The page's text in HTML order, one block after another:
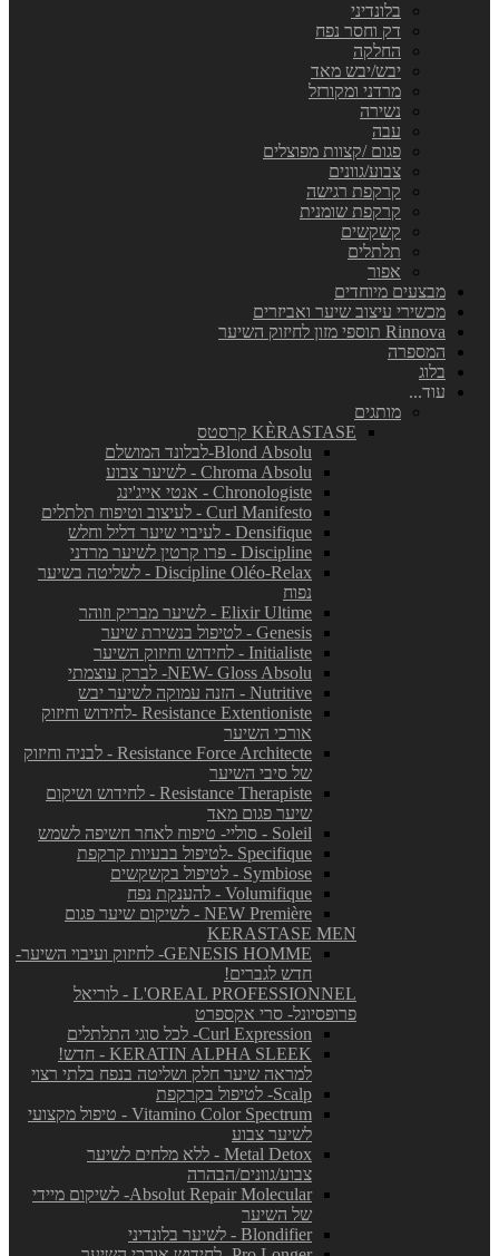
בלונדיני
דק וחסר נפח
החלקה
יבש/יבש מאד
מרדני ומקורזל
נשירה
עבה
פגום /קצוות מפוצלים
צבוע/גוונים
קרקפת רגישה
קרקפת שומנית
קשקשים
תלתלים
אפור
מבצעים מיוחדים
מכשירי עיצוב שיער ואביזרים
Rinnova תוספי מזון לחיזוק השיער
המספרה
בלוג
עוד...
מותגים
KÈRASTASE קרסטס
Blond Absolu-לבלונד המושלם
Chroma Absolu - לשיער צבוע
Chronologiste - אנטי אייג'ינג
Curl Manifesto - לעיצוב וטיפוח תלתלים
Densifique - לעיבוי שיער דליל וחלש
Discipline - פרו קרטין לשיער מרדני
Discipline Oléo-Relax - לשליטה בשיער
נפוח
Elixir Ultime - לשיער מבריק וזוהר
Genesis - לטיפול בנשירת שיער
Initialiste - לחידוש וחיזוק השיער
NEW- Gloss Absolu- לברק עוצמתי
Nutritive - הזנה עמוקה לשיער יבש
Resistance Extentioniste -לחידוש וחיזוק
אורכי השיער
Resistance Force Architecte - לבניה וחיזוק
של סיבי השיער
Resistance Therapiste - לחידוש ושיקום
שיער פגום מאד
Soleil - סוליי- טיפוח לאחר חשיפה לשמש
Specifique -לטיפול בבעיות קרקפת
Symbiose - לטיפול בקשקשים
Volumifique - להענקת נפח
NEW Première - לשיקום שיער פגום
KERASTASE MEN
GENESIS HOMME- לחיזוק ועיבוי השיער-
חדש לגברים!
L'OREAL PROFESSIONNEL - לוריאל
פרופסיונל- סרי אקספרט
Curl Expression- לכל סוגי התלתלים
KERATIN ALPHA SLEEK - חדש!
למראה שיער חלק ושליטה בנפח בלתי רצוי
Scalp- לטיפול בקרקפת
Vitamino Color Spectrum - טיפול מקצועי
לשיער צבוע
Metal Detox - ללא מלחים לשיער
צבוע/גוונים/הבהרה
Absolut Repair Molecular- לשיקום מיידי
של השיער
Blondifier - לשיער בלונדיני